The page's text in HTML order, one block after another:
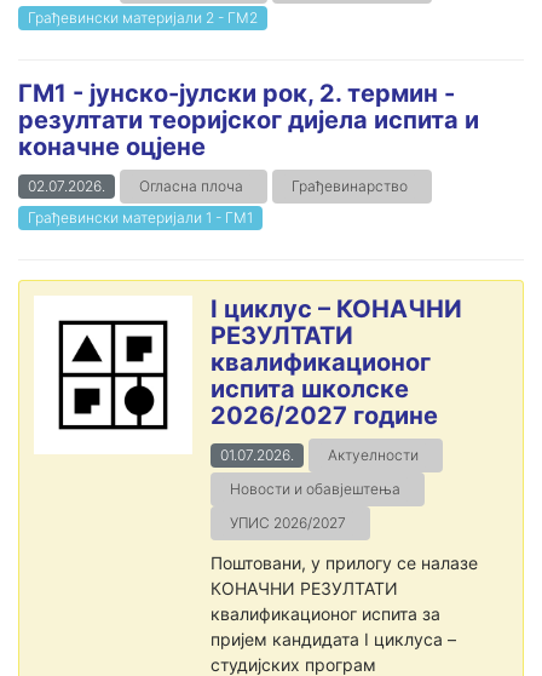
Грађевински материјали 2 - ГМ2
ГМ1 - јунско-јулски рок, 2. термин -
резултати теоријског дијела испита и
коначне оцјене
02.07.2026. Огласна плоча
Грађевинарство
Грађевински материјали 1 - ГМ1
I циклус – КОНАЧНИ
РЕЗУЛТАТИ
квалификационог
испита школске
2026/2027 године
01.07.2026.
Актуелности
Новости и обавјештења
УПИС 2026/2027
Поштовани, у прилогу се налазе
КОНАЧНИ РЕЗУЛТАТИ
квалификационог испита за
пријем кандидата I циклуса –
студијских програм